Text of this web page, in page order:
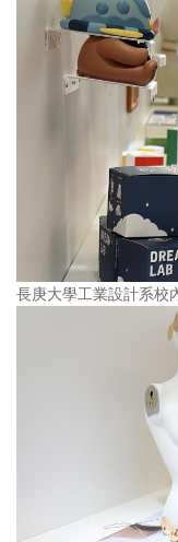
長庚大學工業設計系校